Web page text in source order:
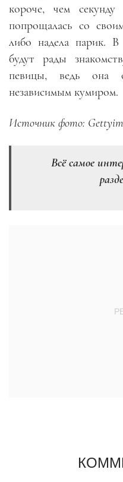
короче, чем
попрощалась со
либо надела парик.
будут рады
певицы, ведь она
независимым кумиром.
Источник фото:
Всё самое